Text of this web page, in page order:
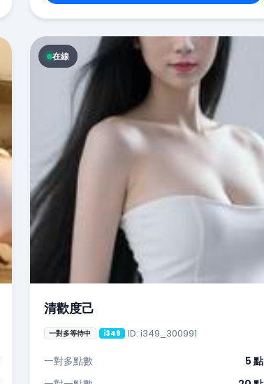
在線
清歡度己
一對多等待中 i349 ID: i349_300991
一對多點數
5 點